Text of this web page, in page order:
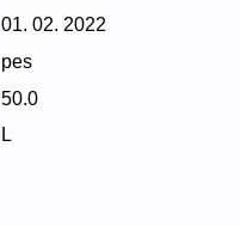
01. 02. 2022
pes
50.0
L